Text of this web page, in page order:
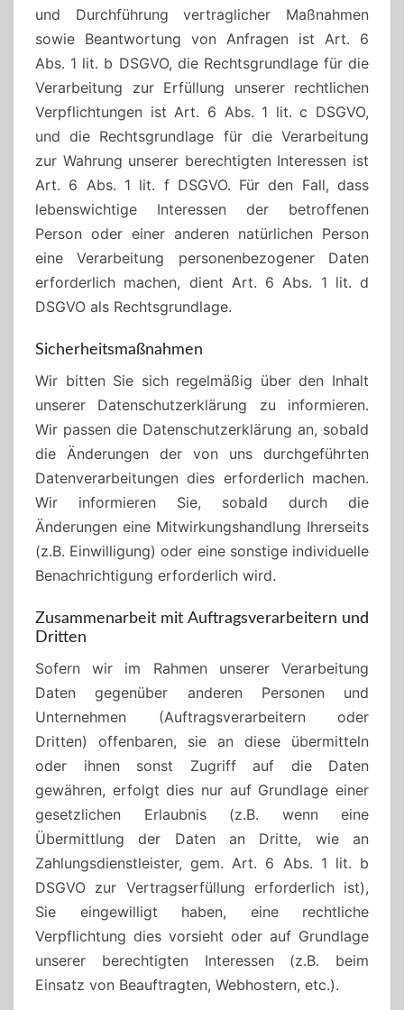
und Durchführung vertraglicher Maßnahmen
sowie Beantwortung von Anfragen ist Art. 6
Abs. 1 lit. b DSGVO, die Rechtsgrundlage für die
Verarbeitung zur Erfüllung unserer rechtlichen
Verpflichtungen ist Art. 6 Abs. 1 lit. c DSGVO,
und die Rechtsgrundlage für die Verarbeitung
zur Wahrung unserer berechtigten Interessen ist
Art. 6 Abs. 1 lit. f DSGVO. Für den Fall, dass
lebenswichtige Interessen der betroffenen
Person oder einer anderen natürlichen Person
eine Verarbeitung personenbezogener Daten
erforderlich machen, dient Art. 6 Abs. 1 lit. d
DSGVO als Rechtsgrundlage.
Sicherheitsmaßnahmen
Wir bitten Sie sich regelmäßig über den Inhalt
unserer Datenschutzerklärung zu informieren.
Wir passen die Datenschutzerklärung an, sobald
die Änderungen der von uns durchgeführten
Datenverarbeitungen dies erforderlich machen.
Wir informieren Sie, sobald durch die
Änderungen eine Mitwirkungshandlung Ihrerseits
(z.B. Einwilligung) oder eine sonstige individuelle
Benachrichtigung erforderlich wird.
Zusammenarbeit mit Auftragsverarbeitern und
Dritten
Sofern wir im Rahmen unserer Verarbeitung
Daten gegenüber anderen Personen und
Unternehmen (Auftragsverarbeitern oder
Dritten) offenbaren, sie an diese übermitteln
oder ihnen sonst Zugriff auf die Daten
gewähren, erfolgt dies nur auf Grundlage einer
gesetzlichen Erlaubnis (z.B. wenn eine
Übermittlung der Daten an Dritte, wie an
Zahlungsdienstleister, gem. Art. 6 Abs. 1 lit. b
DSGVO zur Vertragserfüllung erforderlich ist),
Sie eingewilligt haben, eine rechtliche
Verpflichtung dies vorsieht oder auf Grundlage
unserer berechtigten Interessen (z.B. beim
Einsatz von Beauftragten, Webhostern, etc.).